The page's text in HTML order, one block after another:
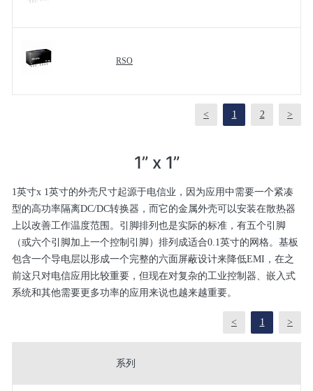
RSO
< 1 2 >
1” x 1”
1英寸x 1英寸的外壳尺寸起源于电信业，因为应用中需要一个紧凑
型的高功率隔离DC/DC转换器，而它的金属外壳可以安装在散热器
上以改善工作温度范围。引脚排列也是实际的标准，有五个引脚
（或六个引脚加上一个控制引脚）排列成适合0.1英寸的网格。基板
包含一个导电层以形成一个完整的六面屏蔽设计来降低EMI，在之
前这只对电信应用比较重要，但现在对复杂的工业控制器、嵌入式
系统和其他需要更多功率的应用来说也越来越重要。
< 1 >
系列